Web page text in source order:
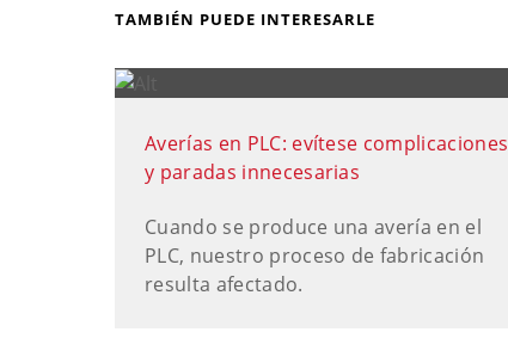
TAMBIÉN PUEDE INTERESARLE
Averías en PLC: evítese complicaciones
y paradas innecesarias
Cuando se produce una avería en el
PLC, nuestro proceso de fabricación
resulta afectado.